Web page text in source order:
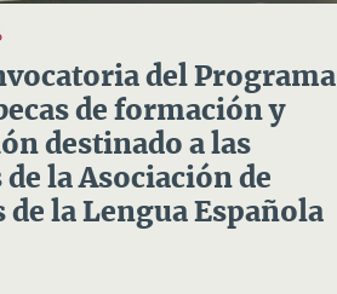
del Programa
de formación y
destinado a las
de la Asociación de
de la Lengua Española